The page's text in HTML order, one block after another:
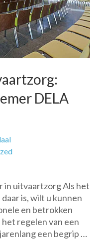
DELA
in uitvaartzorg Als het
is, wilt u kunnen
en betrokken
regelen van een
een begrip …